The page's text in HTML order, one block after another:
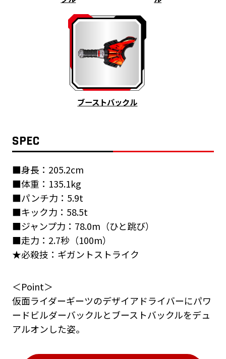
ブーストバックル
SPEC
■身長：205.2cm
■体重：135.1kg
■パンチ力：5.9t
■キック力：58.5t
■ジャンプ力：78.0m（ひと跳び）
■走力：2.7秒（100m）
★必殺技：ギガントストライク
＜Point＞
仮面ライダーギーツのデザイアドライバーにパワ
ードビルダーバックルとブーストバックルをデュ
アルオンした姿。